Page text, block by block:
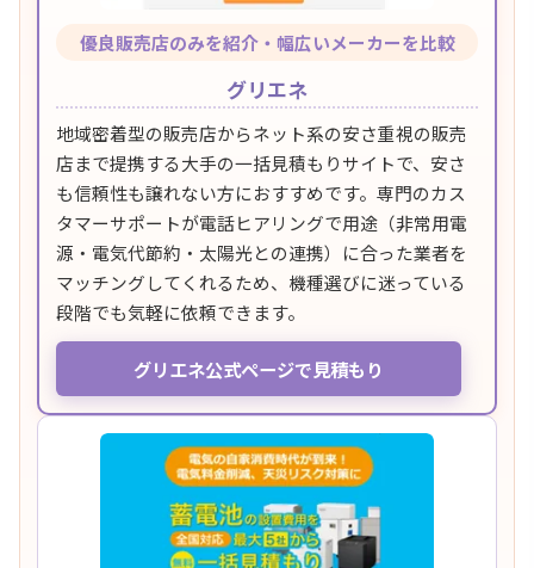
優良販売店のみを紹介・幅広いメーカーを比較
グリエネ
地域密着型の販売店からネット系の安さ重視の販売
店まで提携する大手の一括見積もりサイトで、安さ
も信頼性も譲れない方におすすめです。専門のカス
タマーサポートが電話ヒアリングで用途（非常用電
源・電気代節約・太陽光との連携）に合った業者を
マッチングしてくれるため、機種選びに迷っている
段階でも気軽に依頼できます。
グリエネ公式ページで見積もり